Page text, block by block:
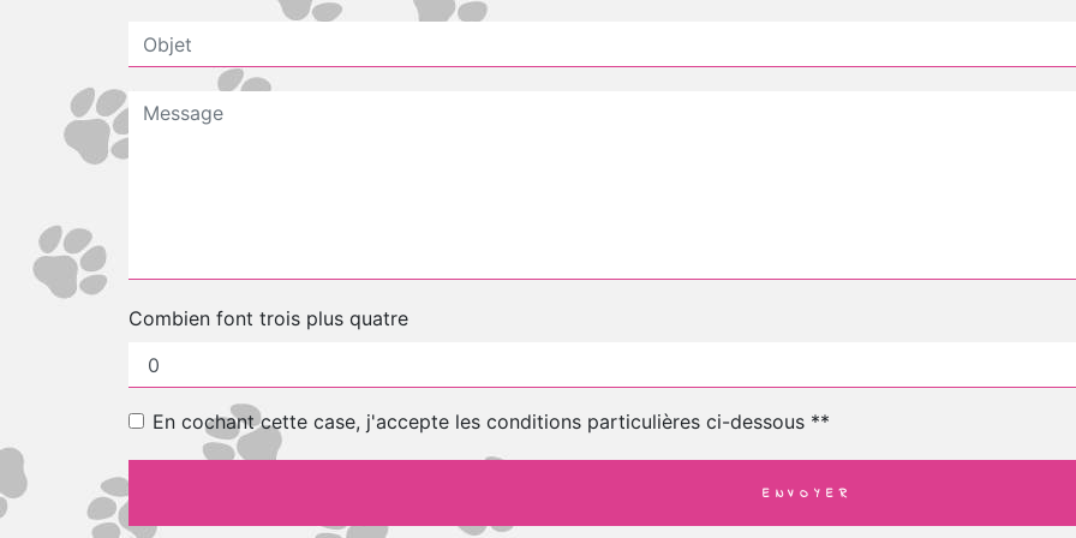
Combien font trois plus quatre
En cochant cette case, j'accepte les conditions particulières ci-dessous **
ENVOYER